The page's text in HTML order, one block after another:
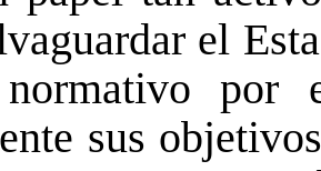
el
por
sus